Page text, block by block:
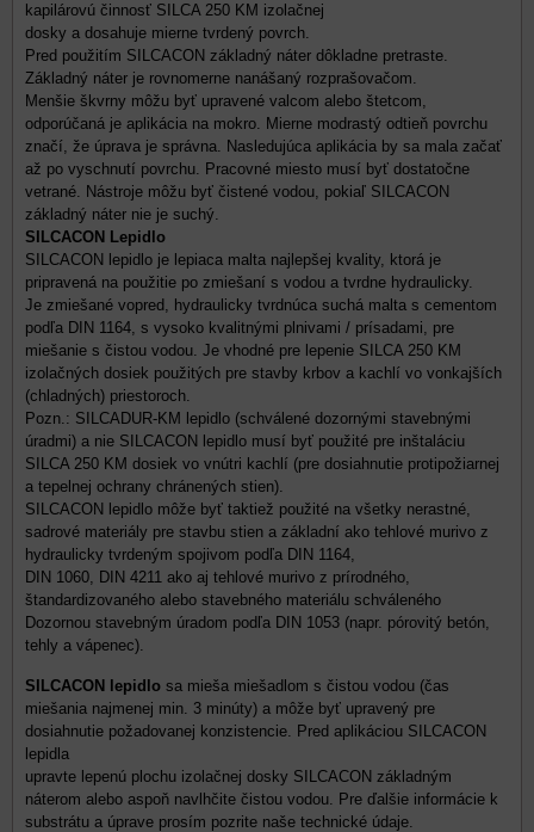
kapilárovú činnosť SILCA 250 KM izolačnej
dosky a dosahuje mierne tvrdený povrch.
Pred použitím SILCACON základný náter dôkladne pretraste.
Základný náter je rovnomerne nanášaný rozprašovačom.
Menšie škvrny môžu byť upravené valcom alebo štetcom,
odporúčaná je aplikácia na mokro. Mierne modrastý odtieň povrchu
značí, že úprava je správna. Nasledujúca aplikácia by sa mala začať
až po vyschnutí povrchu. Pracovné miesto musí byť dostatočne
vetrané. Nástroje môžu byť čistené vodou, pokiaľ SILCACON
základný náter nie je suchý.
SILCACON Lepidlo
SILCACON lepidlo je lepiaca malta najlepšej kvality, ktorá je
pripravená na použitie po zmiešaní s vodou a tvrdne hydraulicky.
Je zmiešané vopred, hydraulicky tvrdnúca suchá malta s cementom
podľa DIN 1164, s vysoko kvalitnými plnivami / prísadami, pre
miešanie s čistou vodou. Je vhodné pre lepenie SILCA 250 KM
izolačných dosiek použitých pre stavby krbov a kachlí vo vonkajších
(chladných) priestoroch.
Pozn.: SILCADUR-KM lepidlo (schválené dozornými stavebnými
úradmi) a nie SILCACON lepidlo musí byť použité pre inštaláciu
SILCA 250 KM dosiek vo vnútri kachlí (pre dosiahnutie protipožiarnej
a tepelnej ochrany chránených stien).
SILCACON lepidlo môže byť taktiež použité na všetky nerastné,
sadrové materiály pre stavbu stien a základní ako tehlové murivo z
hydraulicky tvrdeným spojivom podľa DIN 1164,
DIN 1060, DIN 4211 ako aj tehlové murivo z prírodného,
štandardizovaného alebo stavebného materiálu schváleného
Dozornou stavebným úradom podľa DIN 1053 (napr. pórovitý betón,
tehly a vápenec).
SILCACON lepidlo sa mieša miešadlom s čistou vodou (čas
miešania najmenej min. 3 minúty) a môže byť upravený pre
dosiahnutie požadovanej konzistencie. Pred aplikáciou SILCACON
lepidla
upravte lepenú plochu izolačnej dosky SILCACON základným
náterom alebo aspoň navlhčite čistou vodou. Pre ďalšie informácie k
substrátu a úprave prosím pozrite naše technické údaje.